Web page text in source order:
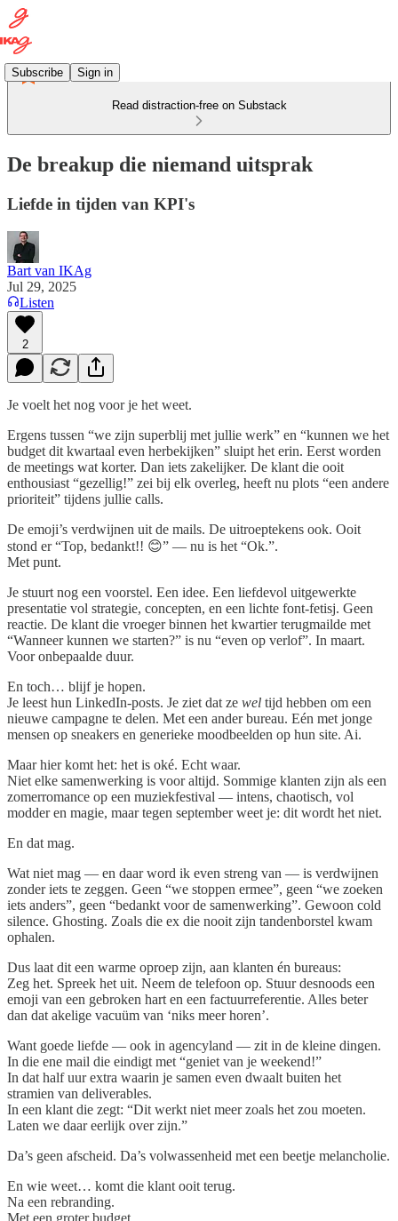
Subscribe Sign in
Read distraction-free on Substack
De breakup die niemand uitsprak
Liefde in tijden van KPI's
Bart van IKAg
Jul 29, 2025
Listen
2
Je voelt het nog voor je het weet.
Ergens tussen “we zijn superblij met jullie werk” en “kunnen we het
budget dit kwartaal even herbekijken” sluipt het erin. Eerst worden
de meetings wat korter. Dan iets zakelijker. De klant die ooit
enthousiast “gezellig!” zei bij elk overleg, heeft nu plots “een andere
prioriteit” tijdens jullie calls.
De emoji’s verdwijnen uit de mails. De uitroeptekens ook. Ooit
stond er “Top, bedankt!! 😊” — nu is het “Ok.”.
Met punt.
Je stuurt nog een voorstel. Een idee. Een liefdevol uitgewerkte
presentatie vol strategie, concepten, en een lichte font-fetisj. Geen
reactie. De klant die vroeger binnen het kwartier terugmailde met
“Wanneer kunnen we starten?” is nu “even op verlof”. In maart.
Voor onbepaalde duur.
En toch… blijf je hopen.
Je leest hun LinkedIn-posts. Je ziet dat ze wel tijd hebben om een
nieuwe campagne te delen. Met een ander bureau. Eén met jonge
mensen op sneakers en generieke moodbeelden op hun site. Ai.
Maar hier komt het: het is oké. Echt waar.
Niet elke samenwerking is voor altijd. Sommige klanten zijn als een
zomerromance op een muziekfestival — intens, chaotisch, vol
modder en magie, maar tegen september weet je: dit wordt het niet.
En dat mag.
Wat niet mag — en daar word ik even streng van — is verdwijnen
zonder iets te zeggen. Geen “we stoppen ermee”, geen “we zoeken
iets anders”, geen “bedankt voor de samenwerking”. Gewoon cold
silence. Ghosting. Zoals die ex die nooit zijn tandenborstel kwam
ophalen.
Dus laat dit een warme oproep zijn, aan klanten én bureaus:
Zeg het. Spreek het uit. Neem de telefoon op. Stuur desnoods een
emoji van een gebroken hart en een factuurreferentie. Alles beter
dan dat akelige vacuüm van ‘niks meer horen’.
Want goede liefde — ook in agencyland — zit in de kleine dingen.
In die ene mail die eindigt met “geniet van je weekend!”
In dat half uur extra waarin je samen even dwaalt buiten het
stramien van deliverables.
In een klant die zegt: “Dit werkt niet meer zoals het zou moeten.
Laten we daar eerlijk over zijn.”
Da’s geen afscheid. Da’s volwassenheid met een beetje melancholie.
En wie weet… komt die klant ooit terug.
Na een rebranding.
Met een groter budget.